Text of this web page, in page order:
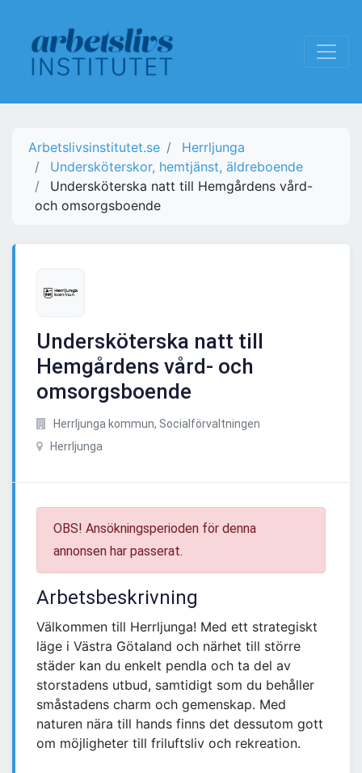
Arbetslivsinstitutet.se
Herrljunga
Undersköterskor, hemtjänst, äldreboende
Undersköterska natt till Hemgårdens vård-
och omsorgsboende
Undersköterska natt till
Hemgårdens vård- och
omsorgsboende
Herrljunga kommun, Socialförvaltningen
Herrljunga
OBS! Ansökningsperioden för denna
annonsen har passerat.
Arbetsbeskrivning
Välkommen till Herrljunga! Med ett strategiskt
läge i Västra Götaland och närhet till större
städer kan du enkelt pendla och ta del av
storstadens utbud, samtidigt som du behåller
småstadens charm och gemenskap. Med
naturen nära till hands finns det dessutom gott
om möjligheter till friluftsliv och rekreation.